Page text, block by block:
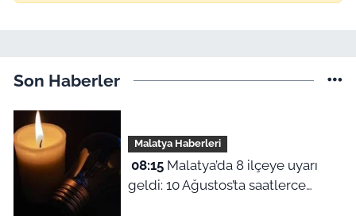
Son Haberler
Malatya Haberleri
08:15Malatya’da 8 ilçeye uyarı
geldi: 10 Ağustos’ta saatlerce